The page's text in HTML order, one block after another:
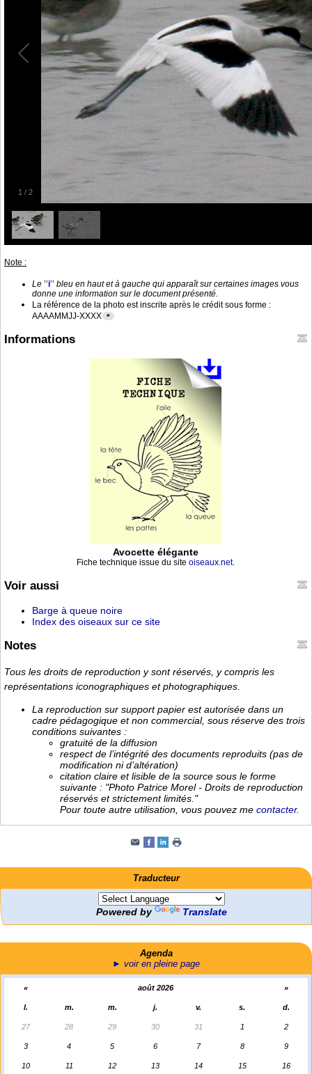
1 / 2
Note :
Le ’’i’’ bleu en haut et à gauche qui apparaît sur certaines images vous
donne une information sur le document présenté.
La référence de la photo est inscrite après le crédit sous forme :
AAAAMMJJ-XXXX *
Informations
Avocette élégante
Fiche technique issue du site oiseaux.net.
Voir aussi
Barge à queue noire
Index des oiseaux sur ce site
Notes
Tous les droits de reproduction y sont réservés, y compris les
représentations iconographiques et photographiques.
La reproduction sur support papier est autorisée dans un
cadre pédagogique et non commercial, sous réserve des trois
conditions suivantes :
gratuité de la diffusion
respect de l’intégrité des documents reproduits (pas de
modification ni d’altération)
citation claire et lisible de la source sous le forme
suivante : "Photo Patrice Morel - Droits de reproduction
réservés et strictement limités."
Pour toute autre utilisation, vous pouvez me contacter.
Traducteur
Powered by Translate
Agenda
► voir en pleine page
« août 2026 »
l. m. m. j. v. s. d.
27 28 29 30 31 1 2
3 4 5 6 7 8 9
10 11 12 13 14 15 16